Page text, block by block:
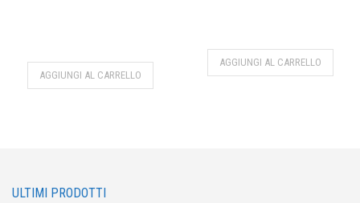
AGGIUNGI AL CARRELLO
AGGIUNGI AL CARRELLO
ULTIMI PRODOTTI